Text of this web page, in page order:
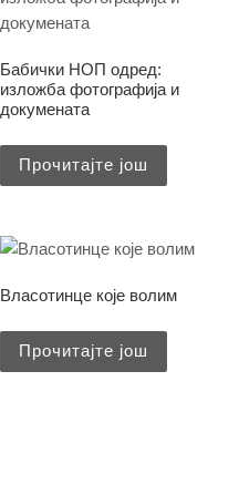
Бабички НОП одред:
изложба фотографија и
докумената
Прочитајте још
Власотинце које волим
Прочитајте још